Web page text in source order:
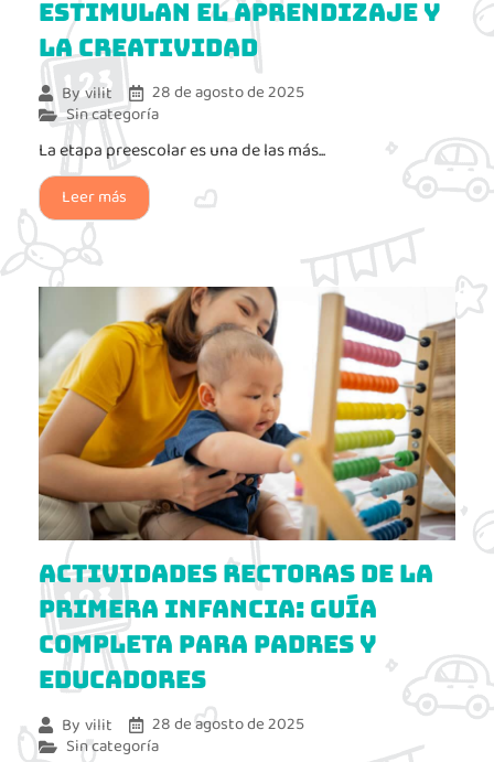
estimulan el aprendizaje y
la creatividad
By vilit
28 de agosto de 2025
Sin categoría
La etapa preescolar es una de las más...
Leer más
Actividades rectoras de la
primera infancia: guía
completa para padres y
educadores
By vilit
28 de agosto de 2025
Sin categoría